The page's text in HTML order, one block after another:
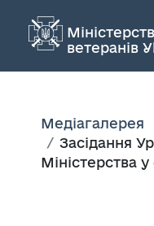
ветеранів
Медіагалерея
Засідання
Міністерства